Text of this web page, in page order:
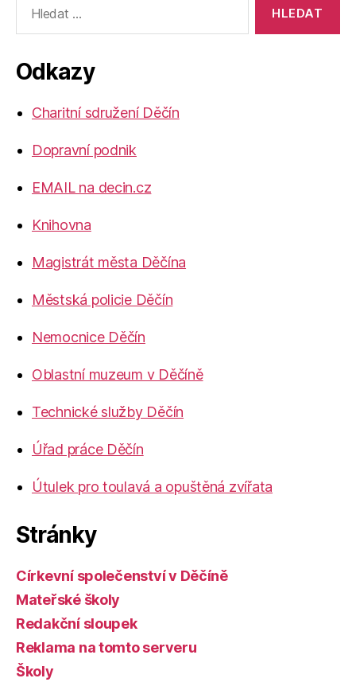
vyhledávání:
Odkazy
Charitní sdružení Děčín
Dopravní podnik
EMAIL na decin.cz
Knihovna
Magistrát města Děčína
Městská policie Děčín
Nemocnice Děčín
Oblastní muzeum v Děčíně
Technické služby Děčín
Úřad práce Děčín
Útulek pro toulavá a opuštěná zvířata
Stránky
Církevní společenství v Děčíně
Mateřské školy
Redakční sloupek
Reklama na tomto serveru
Školy